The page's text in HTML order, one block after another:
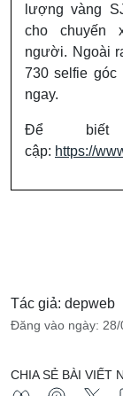
lượng vàng
cho chuyến
người. Ngoài
730 selfie góc
ngay.
Để
cập: https://
Tác giả: depweb
Đăng vào ngày:
CHIA SẺ BÀI VIẾT